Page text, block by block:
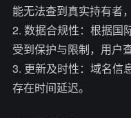
能无法查到真实持有者
2. 数据合规性：根据国
受到保护与限制，用户
3. 更新及时性：域名信
存在时间延迟。